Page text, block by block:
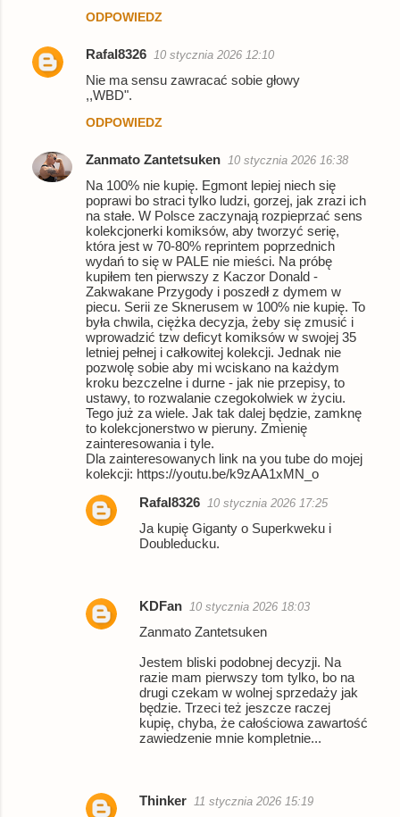
ODPOWIEDZ
Rafal8326 10 stycznia 2026 12:10
Nie ma sensu zawracać sobie głowy
,,WBD".
ODPOWIEDZ
Zanmato Zantetsuken 10 stycznia 2026 16:38
Na 100% nie kupię. Egmont lepiej niech się
poprawi bo straci tylko ludzi, gorzej, jak zrazi ich
na stałe. W Polsce zaczynają rozpieprzać sens
kolekcjonerki komiksów, aby tworzyć serię,
która jest w 70-80% reprintem poprzednich
wydań to się w PALE nie mieści. Na próbę
kupiłem ten pierwszy z Kaczor Donald -
Zakwakane Przygody i poszedł z dymem w
piecu. Serii ze Sknerusem w 100% nie kupię. To
była chwila, ciężka decyzja, żeby się zmusić i
wprowadzić tzw deficyt komiksów w swojej 35
letniej pełnej i całkowitej kolekcji. Jednak nie
pozwolę sobie aby mi wciskano na każdym
kroku bezczelne i durne - jak nie przepisy, to
ustawy, to rozwalanie czegokolwiek w życiu.
Tego już za wiele. Jak tak dalej będzie, zamknę
to kolekcjonerstwo w pieruny. Zmienię
zainteresowania i tyle.
Dla zainteresowanych link na you tube do mojej
kolekcji: https://youtu.be/k9zAA1xMN_o
Rafal8326 10 stycznia 2026 17:25
Ja kupię Giganty o Superkweku i
Doubleducku.
KDFan 10 stycznia 2026 18:03
Zanmato Zantetsuken
Jestem bliski podobnej decyzji. Na
razie mam pierwszy tom tylko, bo na
drugi czekam w wolnej sprzedaży jak
będzie. Trzeci też jeszcze raczej
kupię, chyba, że całościowa zawartość
zawiedzenie mnie kompletnie...
Thinker 11 stycznia 2026 15:19